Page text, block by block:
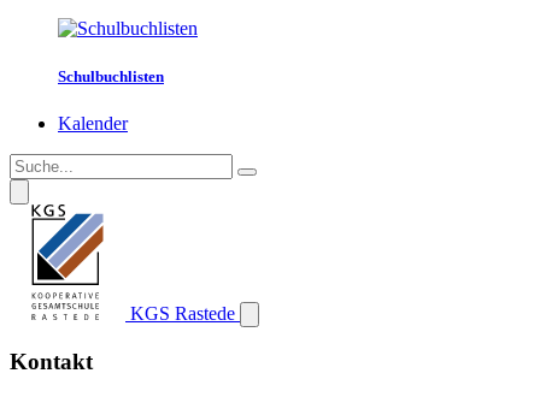
Schulbuchlisten
Kalender
KGS Rastede
Kontakt